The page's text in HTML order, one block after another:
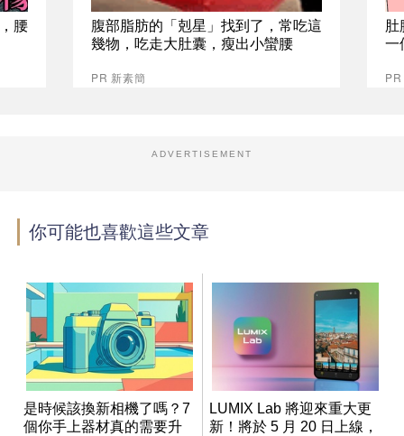
腰
腹部脂肪的「剋星」找到了，常吃這
幾物，吃走大肚囊，瘦出小蠻腰
PR 新素簡
肚
一
ADVERTISEMENT
你可能也喜歡這些文章
是時候該換新相機了嗎？7
個你手上器材真的需要升
LUMIX Lab 將迎來重大更
新！將於 5 月 20 日上線，